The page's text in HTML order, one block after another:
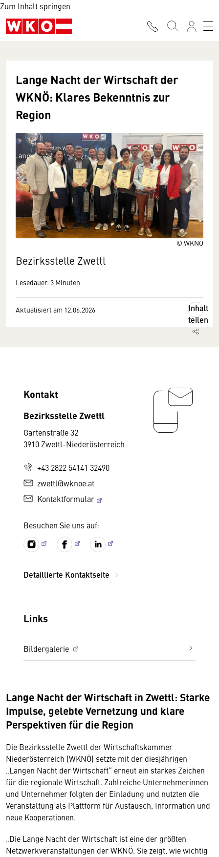
Zum Inhalt springen
© WKNÖ
Lange Nacht der Wirtschaft der
WKNÖ: Klares Bekenntnis zur
Region
Bezirksstelle Zwettl
Lesedauer: 3 Minuten
Aktualisiert am 12.06.2026
Inhalt
teilen
Kontakt
Bezirksstelle Zwettl
Gartenstraße 32
3910 Zwettl-Niederösterreich
+43 2822 54141 32490
zwettl@wknoe.at
Kontaktformular
Besuchen Sie uns auf:
Detaillierte Kontaktseite
Links
Bildergalerie
Lange Nacht der Wirtschaft in Zwettl: Starke
Impulse, gelebte Vernetzung und klare
Perspektiven für die Region
Die Bezirksstelle Zwettl der Wirtschaftskammer
Niederösterreich (WKNÖ) setzte mit der diesjährigen
„Langen Nacht der Wirtschaft“ erneut ein starkes Zeichen
für die regionale Wirtschaft. Zahlreiche Unternehmerinnen
und Unternehmer folgten der Einladung und nutzten die
Veranstaltung als Plattform für Austausch, Information und
neue Kooperationen.
„Die Lange Nacht der Wirtschaft ist eine der größten
Netzwerkveranstaltungen der WKNÖ. Sie zeigt, wie wichtig